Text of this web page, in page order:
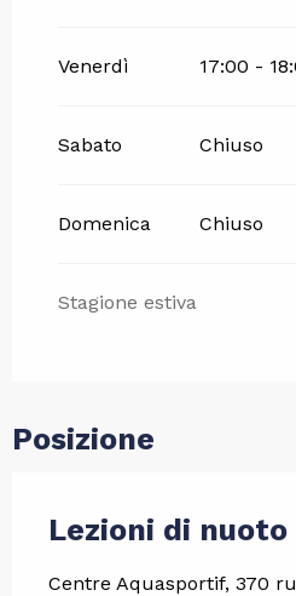
Venerdì 17:00 -
Sabato Chiuso
Domenica Chiuso
Stagione estiva
Posizione
Lezioni di
Centre Aquasportif, 370